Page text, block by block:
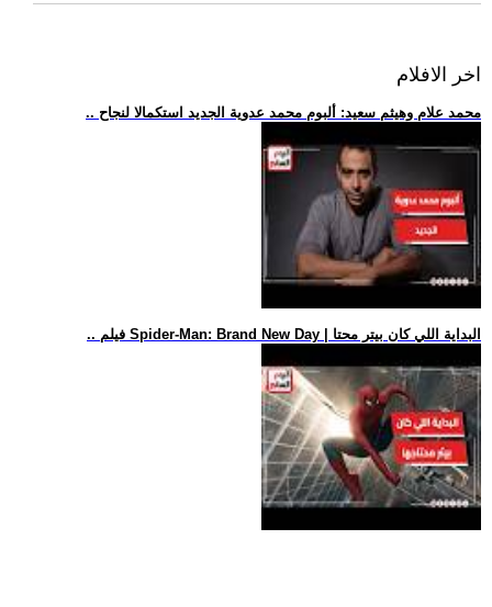
اخر الافلام
.. محمد علام وهيثم سعيد: ألبوم محمد عدوية الجديد استكمالا لنجاح
.. فيلم Spider-Man: Brand New Day | البداية اللي كان بيتر محتا